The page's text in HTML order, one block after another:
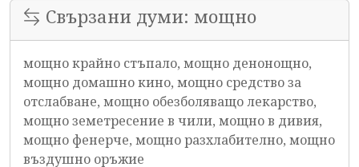
Свързани думи: мощно
мощно крайно стъпало, мощно денонощно,
мощно домашно кино, мощно средство за
отслабване, мощно обезболяващо лекарство,
мощно земетресение в чили, мощно в дивия,
мощно фенерче, мощно разхлабително, мощно
въздушно оръжие